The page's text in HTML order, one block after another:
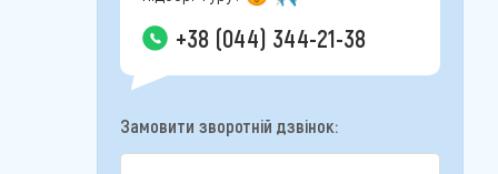
+38 (044) 344-21-38
Замовити зворотній дзвінок: